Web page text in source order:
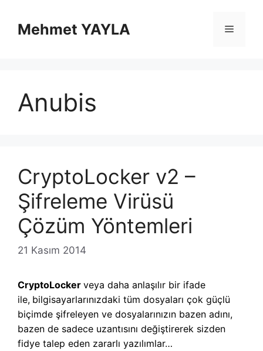
Mehmet YAYLA Menü
Anubis
CryptoLocker v2 –
Şifreleme Virüsü
Çözüm Yöntemleri
21 Kasım 2014
CryptoLocker veya daha anlaşılır bir ifade
ile, bilgisayarlarınızdaki tüm dosyaları çok güçlü
biçimde şifreleyen ve dosyalarınızın bazen adını,
bazen de sadece uzantısını değiştirerek sizden
fidye talep eden zararlı yazılımlar…